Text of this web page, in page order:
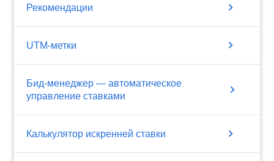
Рекомендации chevron_right
UTM-метки chevron_right
Бид-менеджер — автоматическое
управление ставками
chevron_right
Калькулятор искренней ставки chevron_right